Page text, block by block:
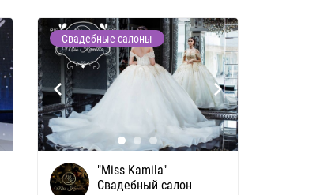
Свадебные салоны
"Miss Kamila"
Свадебный салон